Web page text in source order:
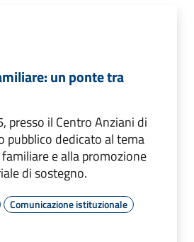
un ponte tra
presso il Centro Anziani di
pubblico dedicato al tema
e alla promozione
di sostegno.
Comunicazione istituzionale